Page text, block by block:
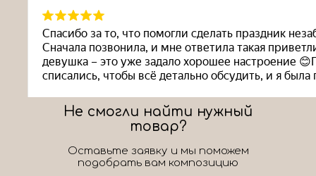
Не смогли найти нужный
товар?
Оставьте заявку и мы поможем
подобрать вам композицию